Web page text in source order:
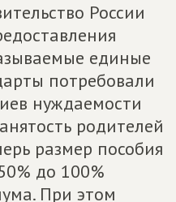
России
единые
потребовали
нуждаемости
родителей
размер пособия
до 100%
При этом